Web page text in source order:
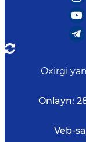
Oxirgi
Onlayn:
Veb-